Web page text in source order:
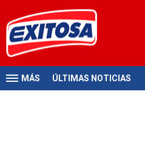
MÁS ÚLTIMAS NOTICIAS